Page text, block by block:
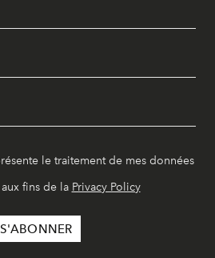
le traitement de mes données
fins de la Privacy Policy